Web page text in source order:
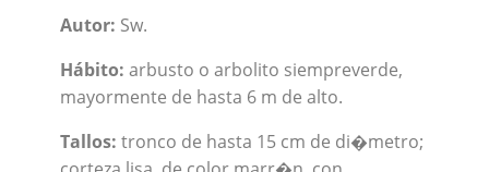
Autor: Sw.
Hábito: arbusto o arbolito siempreverde,
mayormente de hasta 6 m de alto.
Tallos: tronco de hasta 15 cm de di�metro;